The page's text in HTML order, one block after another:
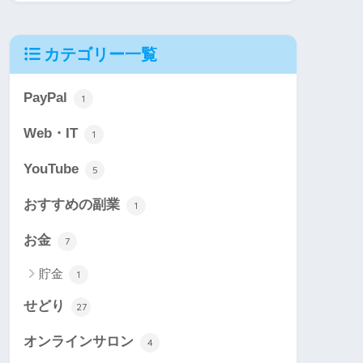
カテゴリー一覧
PayPal 1
Web・IT 1
YouTube 5
おすすめの副業 1
お金 7
貯金 1
せどり 27
オンラインサロン 4